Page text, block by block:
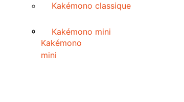
Kakémono
mini
Kakémono mini
Kakémono classique